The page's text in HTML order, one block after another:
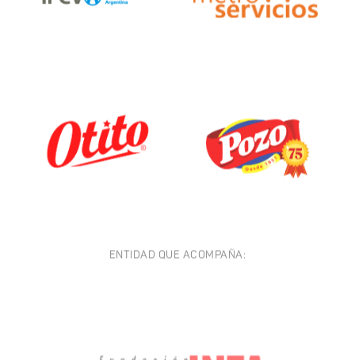
ENTIDAD QUE ACOMPAÑA: